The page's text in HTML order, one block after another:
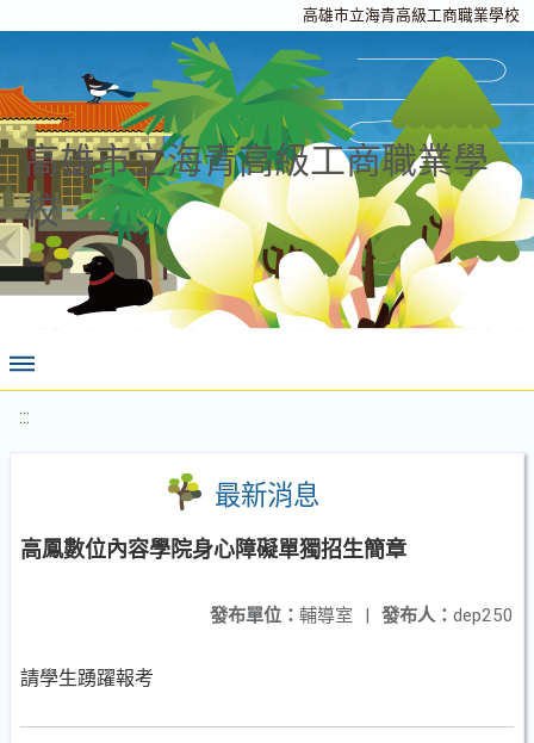
高雄市立海青高級工商職業學校
高雄市立海青高級工商職業學
校
:::
最新消息
高鳳數位內容學院身心障礙單獨招生簡章
發布人： dep250
發布單位： 輔導室 |
請學生踴躍報考